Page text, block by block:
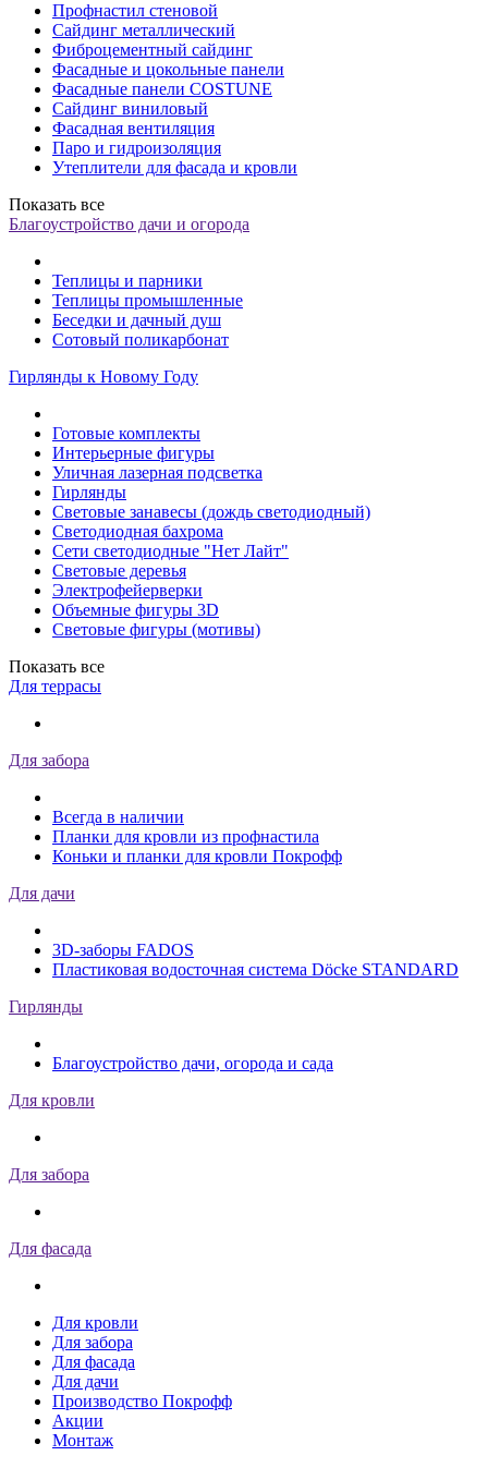
Профнастил стеновой
Сайдинг металлический
Фиброцементный сайдинг
Фасадные и цокольные панели
Фасадные панели COSTUNE
Сайдинг виниловый
Фасадная вентиляция
Паро и гидроизоляция
Утеплители для фасада и кровли
Показать все
Благоустройство дачи и огорода
Теплицы и парники
Теплицы промышленные
Беседки и дачный душ
Сотовый поликарбонат
Гирлянды к Новому Году
Готовые комплекты
Интерьерные фигуры
Уличная лазерная подсветка
Гирлянды
Световые занавесы (дождь светодиодный)
Светодиодная бахрома
Сети светодиодные "Нет Лайт"
Световые деревья
Электрофейерверки
Объемные фигуры 3D
Световые фигуры (мотивы)
Показать все
Для террасы
Для забора
Всегда в наличии
Планки для кровли из профнастила
Коньки и планки для кровли Покрофф
Для дачи
3D-заборы FADOS
Пластиковая водосточная система Döcke STANDARD
Гирлянды
Благоустройство дачи, огорода и сада
Для кровли
Для забора
Для фасада
Для кровли
Для забора
Для фасада
Для дачи
Производство Покрофф
Акции
Монтаж